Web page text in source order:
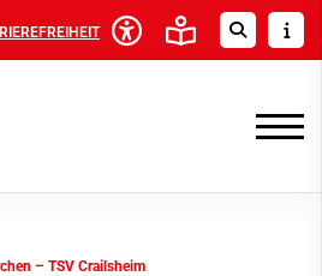
– TSV Crailsheim